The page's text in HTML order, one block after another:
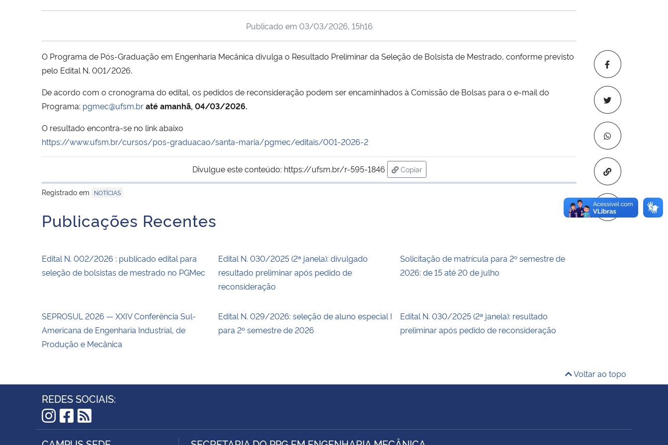
Copiar para
Publicado em 03/03/2026, 15h16
O Programa de Pós-Graduação em Engenharia Mecânica divulga o Resultado Preliminar da Seleção de Bolsista de Mestrado, conforme previsto
pelo Edital N. 001/2026.
De acordo com o cronograma do edital, os pedidos de reconsideração podem ser encaminhados à Comissão de Bolsas para o e-mail do
Programa: pgmec@ufsm.braté amanhã, 04/03/2026.
O resultado encontra-se no link abaixo
https://www.ufsm.br/cursos/pos-graduacao/santa-maria/pgmec/editais/001-2026-2
Divulgue este conteúdo: https://ufsm.br/r-595-1846
Copiar
para área de transferência
Registrado em
NOTÍCIAS
Publicações Recentes
Edital N. 002/2026 : publicado edital para
seleção de bolsistas de mestrado no PGMec
Edital N. 030/2025 (2ª janela): divulgado
resultado preliminar após pedido de
reconsideração
Solicitação de matrícula para 2º semestre de
2026: de 15 até 20 de julho
SEPROSUL 2026 — XXIV Conferência Sul-
Americana de Engenharia Industrial, de
Produção e Mecânica
Edital N. 029/2026: seleção de aluno especial I
para 2º semestre de 2026
Edital N. 030/2025 (2ª janela): resultado
preliminar após pedido de reconsideração
Voltar ao topo
REDES SOCIAIS:
Instagram
Facebook
RSS